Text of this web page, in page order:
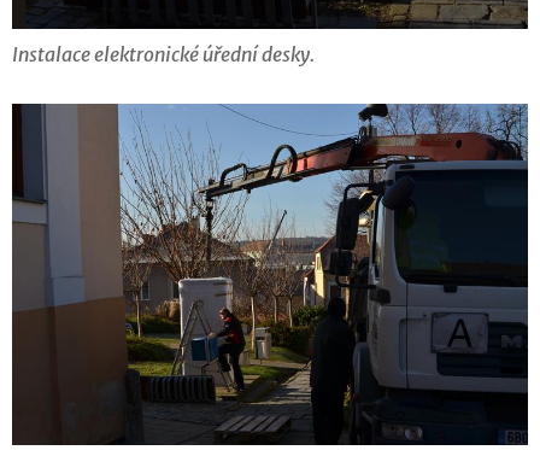
Instalace elektronické úřední desky.